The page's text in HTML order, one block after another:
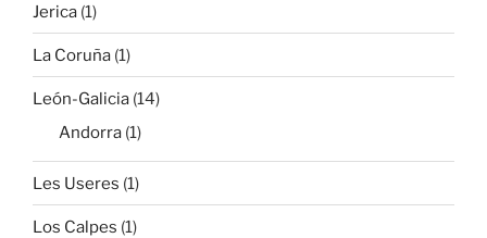
Jerica (1)
La Coruña (1)
León-Galicia (14)
Andorra (1)
Les Useres (1)
Los Calpes (1)